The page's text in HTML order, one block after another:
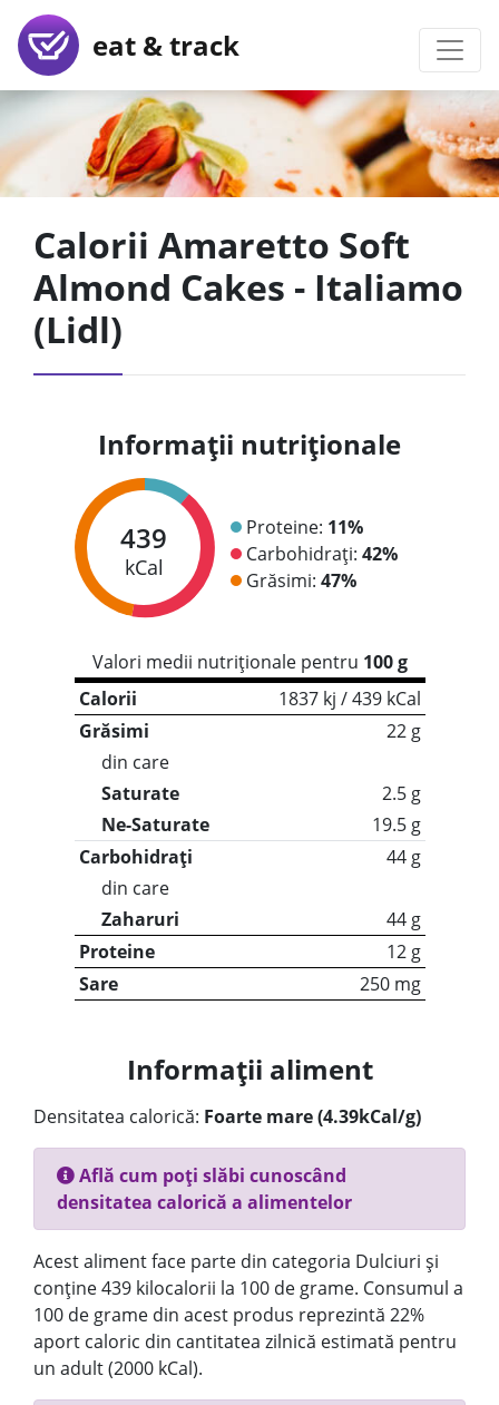
eat & track
Calorii Amaretto Soft
Almond Cakes - Italiamo
(Lidl)
Informații nutriționale
439
kCal
Proteine: 11%
Carbohidrați: 42%
Grăsimi: 47%
Valori medii nutriționale pentru 100 g
Calorii
1837 kj / 439 kCal
Grăsimi
22 g
din care
Saturate
2.5 g
Ne-Saturate
19.5 g
Carbohidrați
44 g
din care
Zaharuri
44 g
Proteine
12 g
Sare
250 mg
Informații aliment
Densitatea calorică: Foarte mare (4.39kCal/g)
Află cum poți slăbi cunoscând
densitatea calorică a alimentelor
Acest aliment face parte din categoria Dulciuri și
conține 439 kilocalorii la 100 de grame. Consumul a
100 de grame din acest produs reprezintă 22%
aport caloric din cantitatea zilnică estimată pentru
un adult (2000 kCal).